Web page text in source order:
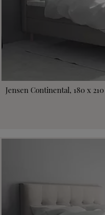
Jensen Continental, 180 x